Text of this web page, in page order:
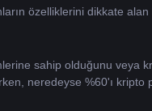
özelliklerini dikkate
sahip olduğunu veya
neredeyse %60'ı